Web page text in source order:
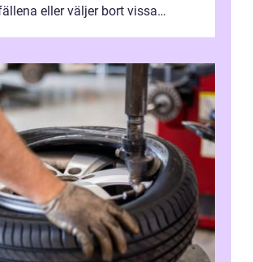
eller väljer bort vissa